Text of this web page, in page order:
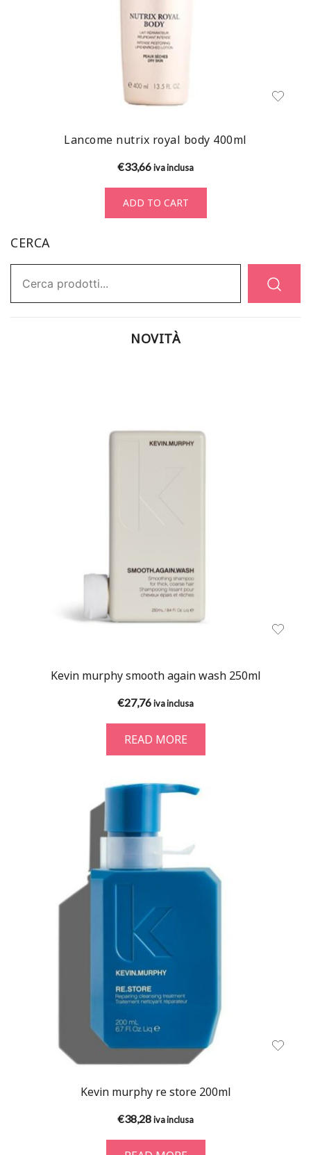
Lancome nutrix royal body 400ml
€33,66iva inclusa
ADD TO CART
CERCA
NOVITÀ
Kevin murphy smooth again wash 250ml
€27,76iva inclusa
READ MORE
Kevin murphy re store 200ml
€38,28iva inclusa